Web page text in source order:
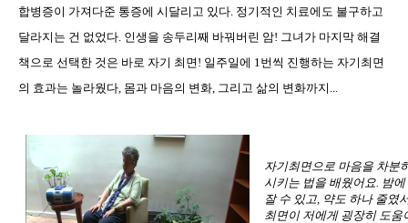
합병증이 가져다준 통증에 시달리고 있다. 정기적인 치료에도 불구하고
달라지는 건 없었다. 인생을 송두리째 바꿔버린 암! 그녀가 마지막 해결
책으로 선택한 것은 바로 자기 최면! 일주일에 1번씩 진행하는 자기최면
의 효과는 놀라웠다, 몸과 마음의 변화, 그리고 삶의 변화까지...
자기최면으로 마음을 차분
시키는 법을 배웠어요. 밤에
잘 수 있고, 약도 하나 줄였
최면이 저에게 굉장히 도움